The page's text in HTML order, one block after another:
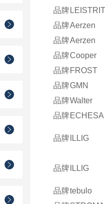
品牌
品牌Aerzen
品牌Aerzen
品牌Cooper
品牌 FROST
品牌GMN
品牌Walter
品牌 ECHESA
品牌 ILLIG
品牌 ILLIG
品牌tebulo